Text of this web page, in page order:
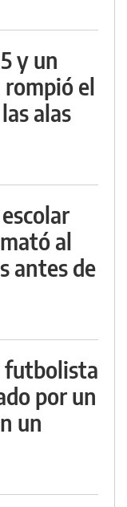
y un
rompió el
alas
al
antes de
futbolista
por un
un